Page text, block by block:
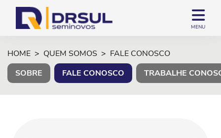
MENU
HOME QUEM SOMOS
FALE CONOSCO
SOBRE
FALE CONOSCO TRABALHE